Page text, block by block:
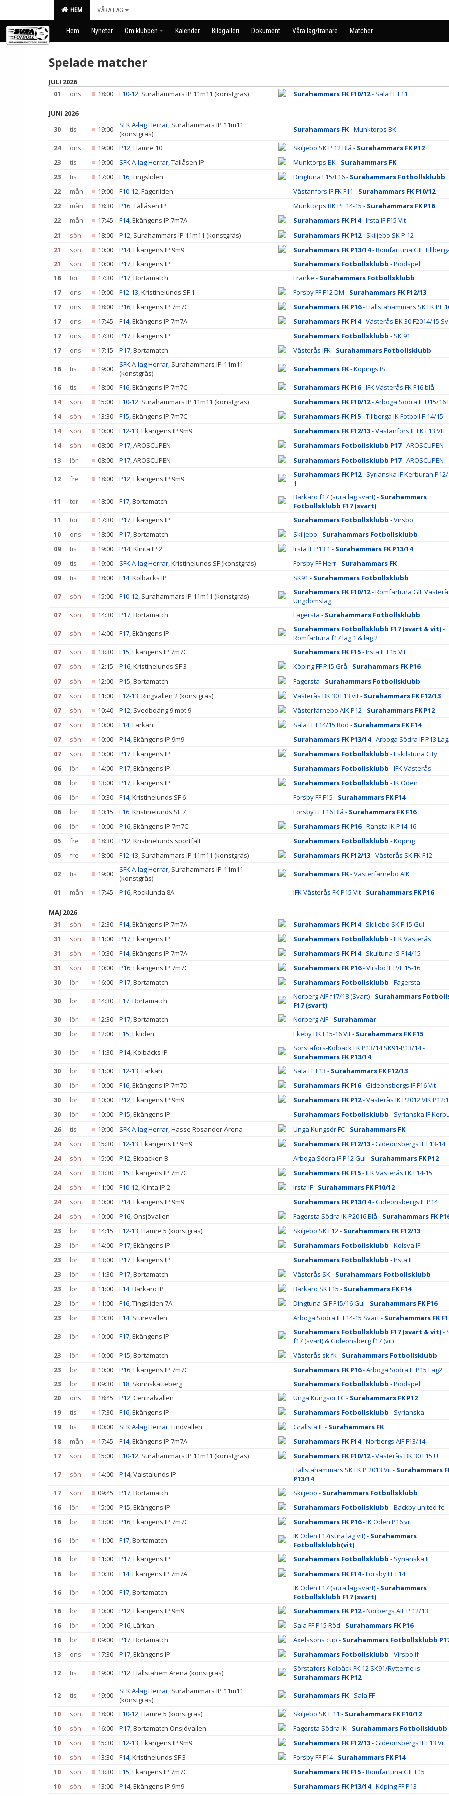
HEM VÅRA LAG
Hem Nyheter Om klubben Kalender Bildgalleri Dokument Våra lag/tränare Matcher
Spelade matcher
JULI 2026
01
ons 18:00 F10-12, Surahammars IP 11m11 (konstgräs) Surahammars FK F10/12- Sala FF F11
JUNI 2026
30
tis 19:00 SFK A-lag Herrar, Surahammars IP 11m11
(konstgräs)
Surahammars FK- Munktorps BK
24 ons 19:00 P12, Hamre 10 Skiljebo SK P 12 Blå - Surahammars FK P12
23
tis 19:00 SFK A-lag Herrar, Tallåsen IP Munktorps BK - Surahammars FK
23
tis 17:00 F16, Tingsliden Dingtuna F15/F16 - Surahammars Fotbollsklubb
22
mån 19:00 F10-12, Fagerliden Västanfors IF FK F11 - Surahammars FK F10/12
22
mån 18:30 P16, Tallåsen IP Munktorps BK PF 14-15 - Surahammars FK P16
22
mån 17:45 F14, Ekängens IP 7m7A Surahammars FK F14- Irsta IF F15 Vit
21
sön 18:00 P12, Surahammars IP 11m11 (konstgräs) Surahammars FK P12- Skiljebo SK P 12
21
sön 10:00 P14, Ekängens IP 9m9 Surahammars FK P13/14- Romfartuna GIF
21
sön 10:00 P17, Ekängens IP Surahammars Fotbollsklubb - Poolspel
18
tor 17:30 P17, Bortamatch Franke - Surahammars Fotbollsklubb
17
ons 19:00 F12-13, Kristinelunds SF 1 Forsby FF F12 DM - Surahammars FK F12/13
17
ons 18:00 P16, Ekängens IP 7m7C Surahammars FK P16- Hallstahammars SK FK PF
17
ons 17:45 F14, Ekängens IP 7m7A Surahammars FK F14- Västerås BK 30 F2014/15
17
ons 17:30 P17, Ekängens IP Surahammars Fotbollsklubb - SK 91
17
ons 17:15 P17, Bortamatch Västerås IFK - Surahammars Fotbollsklubb
16 tis 19:00 SFK A-lag Herrar, Surahammars IP 11m11
(konstgräs)
Surahammars FK- Köpings IS
16 tis 18:00 F16, Ekängens IP 7m7C Surahammars FK F16- IFK Västerås FK F16 blå
14
sön 15:00 F10-12, Surahammars IP 11m11 (konstgräs) Surahammars FK F10/12- Arboga Södra IF U15/16
14
sön 13:30 F15, Ekängens IP 7m7C Surahammars FK F15- Tillberga IK Fotboll F-14/15
14
sön 10:00 F12-13, Ekängens IP 9m9 Surahammars FK F12/13- Västanfors IF FK F13 VIT
14
sön 08:00 P17, AROSCUPEN Surahammars Fotbollsklubb P17- AROSCUPEN
13
lör 08:00 P17, AROSCUPEN Surahammars Fotbollsklubb P17- AROSCUPEN
12 fre 18:00 P12, Ekängens IP 9m9 Surahammars FK P12- Syrianska IF Kerburan P12/
1
11 tor 18:00 F17, Bortamatch Barkarö f17 (sura lag svart) - Surahammars
Fotbollsklubb F17 (svart)
11 tor 17:30 P17, Ekängens IP Surahammars Fotbollsklubb - Virsbo
10
ons 18:00 P17, Bortamatch Skiljebo - Surahammars Fotbollsklubb
09
tis 19:00 P14, Klinta IP 2 Irsta IF P13 1 - Surahammars FK P13/14
09
tis 19:00 SFK A-lag Herrar, Kristinelunds SF (konstgräs) Forsby FF Herr - Surahammars FK
09
tis 18:00 F14, Kolbäcks IP SK91 - Surahammars Fotbollsklubb
07 sön 15:00 F10-12, Surahammars IP 11m11 (konstgräs) Surahammars FK F10/12- Romfartuna GIF
Ungdomslag
07 sön 14:30 P17, Bortamatch Fagersta - Surahammars Fotbollsklubb
07 sön 14:00 F17, Ekängens IP Surahammars Fotbollsklubb F17 (svart & vit)-
Romfartuna f17 lag 1 & lag 2
07 sön 13:30 F15, Ekängens IP 7m7C Surahammars FK F15- Irsta IF F15 Vit
07
sön 12:15 P16, Kristinelunds SF 3 Köping FF P15 Grå - Surahammars FK P16
07
sön 12:00 P15, Bortamatch Fagersta - Surahammars Fotbollsklubb
07
sön 11:00 F12-13, Ringvallen 2 (konstgräs) Västerås BK 30 F13 vit - Surahammars FK F12/13
07
sön 10:40 P12, Svedboäng 9 mot 9 Västerfärnebo AIK P12 - Surahammars FK P12
07
sön 10:00 F14, Lärkan Sala FF F14/15 Röd - Surahammars FK F14
07
sön 10:00 P14, Ekängens IP 9m9 Surahammars FK P13/14- Arboga Södra IF P13
07
sön 10:00 P17, Ekängens IP Surahammars Fotbollsklubb - Eskilstuna City
06
lör 14:00 P17, Ekängens IP Surahammars Fotbollsklubb - IFK Västerås
06
lör 13:00 P17, Ekängens IP Surahammars Fotbollsklubb - IK Oden
06
lör 10:30 F14, Kristinelunds SF 6 Forsby FF F15 - Surahammars FK F14
06
lör 10:15 F16, Kristinelunds SF 7 Forsby FF F16 Blå - Surahammars FK F16
06
lör 10:00 P16, Ekängens IP 7m7C Surahammars FK P16- Ransta IK P14-16
05
fre 18:30 P12, Kristinelunds sportfält Surahammars Fotbollsklubb - Köping
05
fre 18:00 F12-13, Surahammars IP 11m11 (konstgräs) Surahammars FK F12/13- Västerås SK FK F12
02 tis 19:00 SFK A-lag Herrar, Surahammars IP 11m11
(konstgräs)
Surahammars FK- Västerfärnebo AIK
01 mån 17:45 P16, Rocklunda 8A IFK Västerås FK P15 Vit - Surahammars FK P16
MAJ 2026
31
sön 12:30 F14, Ekängens IP 7m7A Surahammars FK F14- Skiljebo SK F 15 Gul
31
sön 11:00 P17, Ekängens IP Surahammars Fotbollsklubb - IFK Västerås
31
sön 10:30 F14, Ekängens IP 7m7A Surahammars FK F14- Skultuna IS F14/15
31
sön 10:00 P16, Ekängens IP 7m7C Surahammars FK P16- Virsbo IF P/F 15-16
30
lör 16:00 P17, Bortamatch Surahammars Fotbollsklubb - Fagersta
30 lör 14:30 F17, Bortamatch Norberg AIF f17/18 (Svart) - Surahammars
F17 (svart)
30 lör 12:30 P17, Bortamatch Norberg AIF - Surahammar
30
lör 12:00 F15, Ekliden Ekeby BK F15-16 Vit - Surahammars FK F15
30 lör 11:30 P14, Kolbäcks IP
Sörstafors-Kolbäck FK P13/14 SK91-P13/14 -
Surahammars FK P13/14
30 lör 11:00 F12-13, Lärkan Sala FF F13 - Surahammars FK F12/13
30
lör 10:00 F16, Ekängens IP 7m7D Surahammars FK F16- Gideonsbergs IF F16 Vit
30
lör 10:00 P12, Ekängens IP 9m9 Surahammars FK P12- Västerås IK P2012 VIK P12:1
30
lör 10:00 P15, Ekängens IP Surahammars Fotbollsklubb - Syrianska IF
26
tis 19:00 SFK A-lag Herrar, Hasse Rosander Arena Unga Kungsör FC - Surahammars FK
24
sön 15:30 F12-13, Ekängens IP 9m9 Surahammars FK F12/13- Gideonsbergs IF F13-14
24
sön 15:00 P12, Ekbacken B Arboga Södra IF P12 Gul - Surahammars FK P12
24
sön 13:30 F15, Ekängens IP 7m7C Surahammars FK F15- IFK Västerås FK F14-15
24
sön 11:00 F10-12, Klinta IP 2 Irsta IF - Surahammars FK F10/12
24
sön 10:00 P14, Ekängens IP 9m9 Surahammars FK P13/14- Gideonsbergs IF P14
24
sön 10:00 P16, Onsjövallen Fagersta Södra IK P2016 Blå - Surahammars FK
23
lör 14:15 F12-13, Hamre 5 (konstgräs) Skiljebo SK F12 - Surahammars FK F12/13
23
lör 14:00 P17, Ekängens IP Surahammars Fotbollsklubb - Kolsva IF
23
lör 13:00 P17, Ekängens IP Surahammars Fotbollsklubb - Irsta IF
23
lör 11:30 P17, Bortamatch Västerås SK - Surahammars Fotbollsklubb
23
lör 11:00 F14, Barkarö IP Barkarö SK F15 - Surahammars FK F14
23
lör 11:00 F16, Tingsliden 7A Dingtuna GIF F15/16 Gul - Surahammars FK F16
23
lör 10:30 F14, Sturevallen Arboga Södra IF F14-15 Svart - Surahammars FK
23 lör 10:00 F17, Ekängens IP Surahammars Fotbollsklubb F17 (svart & vit)-
f17 (svart) & Gideonsberg f17 (vit)
23 lör 10:00 P15, Bortamatch Västerås sk fk - Surahammars Fotbollsklubb
23
lör 10:00 P16, Ekängens IP 7m7C Surahammars FK P16- Arboga Södra IF P15 Lag2
23
lör 09:30 F18, Skinnskatteberg Surahammars Fotbollsklubb - Poolspel
20
ons 18:45 P12, Centralvallen Unga Kungsör FC - Surahammars FK P12
19
tis 17:30 F16, Ekängens IP Surahammars Fotbollsklubb - Syrianska
19
tis 00:00 SFK A-lag Herrar, Lindvallen Grällsta IF - Surahammars FK
18
mån 17:45 F14, Ekängens IP 7m7A Surahammars FK F14- Norbergs AIF F13/14
17
sön 15:00 F10-12, Surahammars IP 11m11 (konstgräs) Surahammars FK F10/12- Västerås BK 30 F15 U
17 sön 14:00 P14, Valstalunds IP Hallstahammars SK FK P 2013 Vit - Surahammars
P13/14
17 sön 09:45 P17, Bortamatch Skiljebo - Surahammars Fotbollsklubb
16
lör 15:00 P15, Ekängens IP Surahammars Fotbollsklubb - Bäckby united fc
16
lör 13:00 P16, Ekängens IP 7m7C Surahammars FK P16- IK Oden P16 vit
16 lör 11:00 F17, Bortamatch IK Oden F17(sura lag vit) - Surahammars
Fotbollsklubb(vit)
16 lör 11:00 P17, Ekängens IP Surahammars Fotbollsklubb - Syrianska IF
16
lör 10:30 F14, Ekängens IP 7m7A Surahammars FK F14- Forsby FF F14
16 lör 10:00 F17, Bortamatch IK Oden F17 (sura lag svart) - Surahammars
Fotbollsklubb F17 (svart)
16 lör 10:00 P12, Ekängens IP 9m9 Surahammars FK P12- Norbergs AIF P 12/13
16
lör 10:00 P16, Lärkan Sala FF P15 Röd - Surahammars FK P16
16
lör 09:00 P17, Bortamatch Axelssons cup - Surahammars Fotbollsklubb
13
ons 17:30 P17, Ekängens IP Surahammars Fotbollsklubb - Virsbo if
12 tis 19:00 P12, Hallstahem Arena (konstgräs)
Sörstafors-Kolbäck FK 12 SK91/Rytterne is -
Surahammars FK P12
12 tis 19:00 SFK A-lag Herrar, Surahammars IP 11m11
(konstgräs)
Surahammars FK- Sala FF
10 sön 18:00 F10-12, Hamre 5 (konstgräs) Skiljebo SK F 11 - Surahammars FK F10/12
10
sön 16:00 P17, Bortamatch Onsjövallen Fagersta Södra IK - Surahammars Fotbollsklubb
10
sön 15:30 F12-13, Ekängens IP 9m9 Surahammars FK F12/13- Gideonsbergs IF F13 Vit
10
sön 13:30 F14, Kristinelunds SF 3 Forsby FF F14 - Surahammars FK F14
10
sön 13:30 F15, Ekängens IP 7m7C Surahammars FK F15- Romfartuna GIF F15
10
sön 13:00 P14, Ekängens IP 9m9 Surahammars FK P13/14- Köping FF P13